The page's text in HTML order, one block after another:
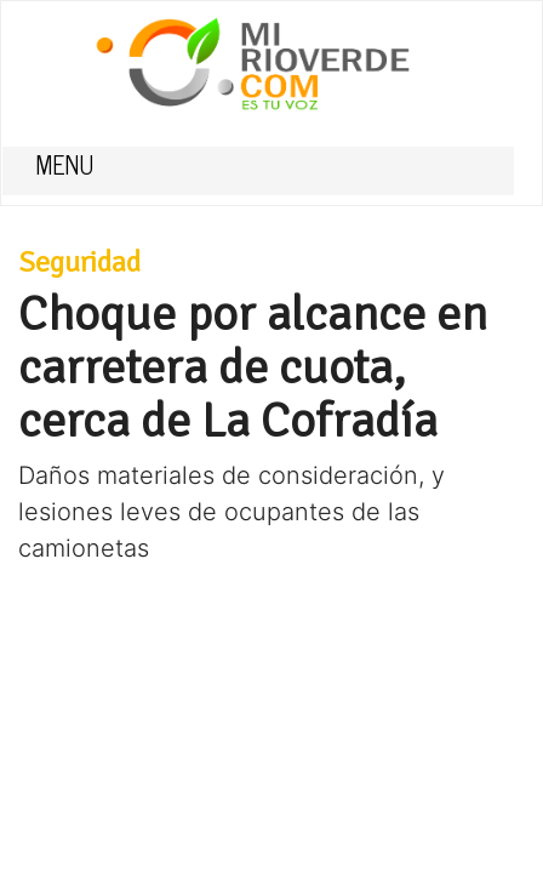
MENU
Seguridad
Choque por alcance en
carretera de cuota,
cerca de La Cofradía
Daños materiales de consideración, y
lesiones leves de ocupantes de las
camionetas